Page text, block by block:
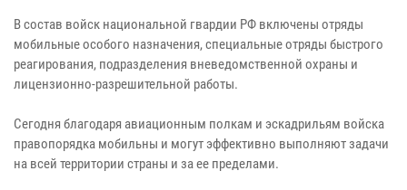
В состав войск национальной гвардии РФ включены отряды
мобильные особого назначения, специальные отряды быстрого
реагирования, подразделения вневедомственной охраны и
лицензионно-разрешительной работы.
Сегодня благодаря авиационным полкам и эскадрильям войска
правопорядка мобильны и могут эффективно выполняют задачи
на всей территории страны и за ее пределами.